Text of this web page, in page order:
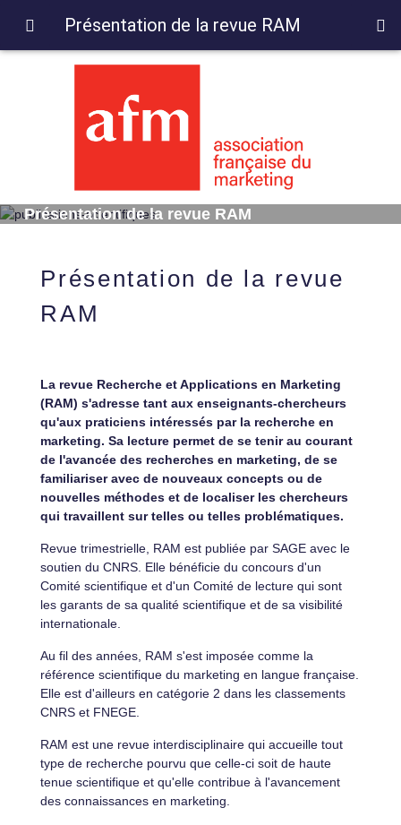
Présentation de la revue RAM
Présentation de la revue
RAM
La revue Recherche et Applications en Marketing
(RAM) s'adresse tant aux enseignants-chercheurs
qu'aux praticiens intéressés par la recherche en
marketing. Sa lecture permet de se tenir au courant
de l'avancée des recherches en marketing, de se
familiariser avec de nouveaux concepts ou de
nouvelles méthodes et de localiser les chercheurs
qui travaillent sur telles ou telles problématiques.
Revue trimestrielle, RAM est publiée par SAGE avec le
soutien du CNRS. Elle bénéficie du concours d'un
Comité scientifique et d'un Comité de lecture qui sont
les garants de sa qualité scientifique et de sa visibilité
internationale.
Au fil des années, RAM s'est imposée comme la
référence scientifique du marketing en langue française.
Elle est d'ailleurs en catégorie 2 dans les classements
CNRS et FNEGE.
RAM est une revue interdisciplinaire qui accueille tout
type de recherche pourvu que celle-ci soit de haute
tenue scientifique et qu'elle contribue à l'avancement
des connaissances en marketing.
Présentation de la revue RAM